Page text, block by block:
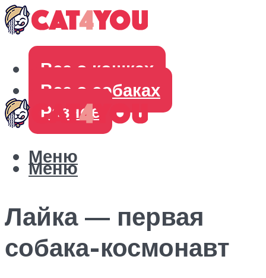
Все о кошках
Все о собаках
Разное
Меню
Меню
Лайка — первая
собака-космонавт